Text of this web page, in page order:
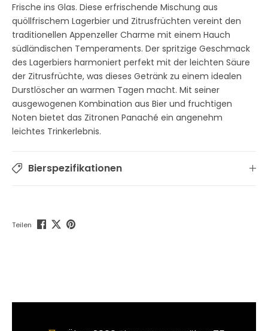
Frische ins Glas. Diese erfrischende Mischung aus
quöllfrischem Lagerbier und Zitrusfrüchten vereint den
traditionellen Appenzeller Charme mit einem Hauch
südländischen Temperaments. Der spritzige Geschmack
des Lagerbiers harmoniert perfekt mit der leichten Säure
der Zitrusfrüchte, was dieses Getränk zu einem idealen
Durstlöscher an warmen Tagen macht. Mit seiner
ausgewogenen Kombination aus Bier und fruchtigen
Noten bietet das Zitronen Panaché ein angenehm
leichtes Trinkerlebnis.
Bierspezifikationen
Teilen